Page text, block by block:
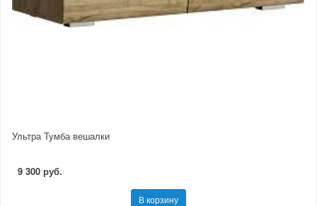
Ультра Тумба вешалки
9 300 руб.
В корзину